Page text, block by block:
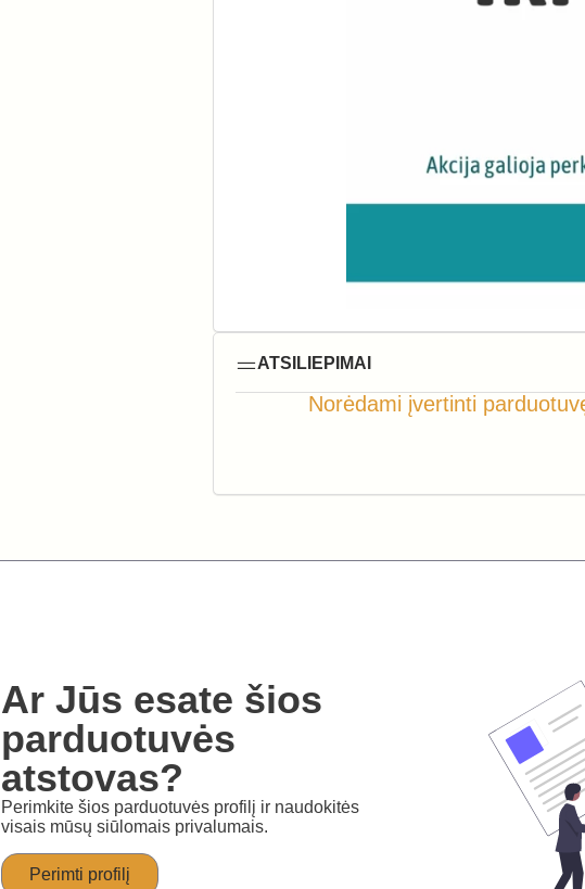
ATSILIEPIMAI
Norėdami įvertinti
Ar Jūs esate šios
parduotuvės
atstovas?
Perimkite šios parduotuvės profilį ir naudokitės
visais mūsų siūlomais privalumais.
Perimti profilį